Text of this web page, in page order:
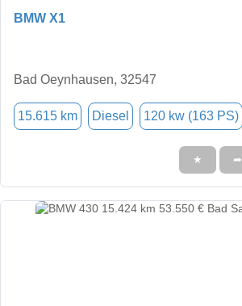
BMW X1
Bad Oeynhausen, 32547
15.615 km Diesel 120 kw (163 PS)
★ ➦